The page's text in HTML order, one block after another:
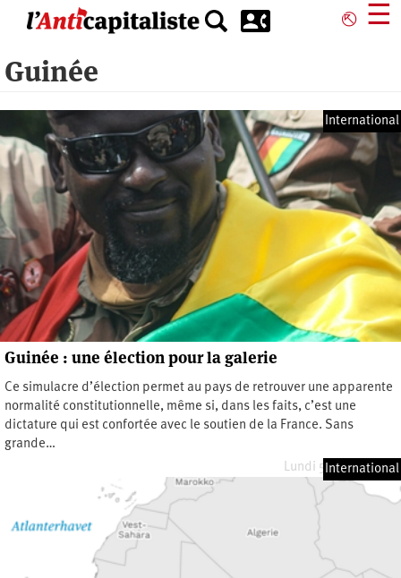
principal
⎋ ☰
Guinée
International
Guinée : une élection pour la galerie
Ce simulacre d’élection permet au pays de retrouver une apparente
normalité constitutionnelle, même si, dans les faits, c’est une
dictature qui est confortée avec le soutien de la France. Sans
grande…
Lundi 5 janvier 2026
International